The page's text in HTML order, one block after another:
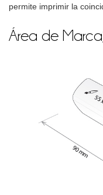
permite imprimir la
Área de